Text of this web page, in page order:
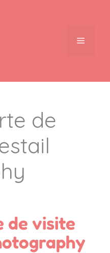
de
de visite